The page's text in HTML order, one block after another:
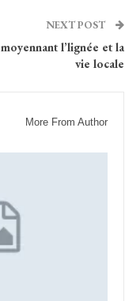
NEXT POST
l’lignée et la
vie locale
More From Author